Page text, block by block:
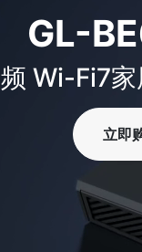
GL-
Wi-Fi7
立即